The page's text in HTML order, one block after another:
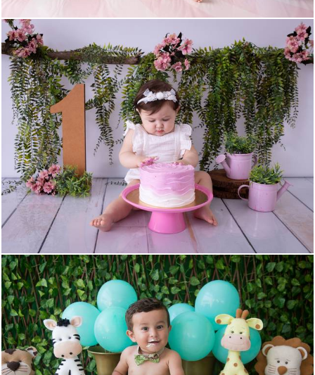
399 0